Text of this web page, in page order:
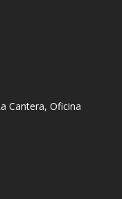
Cantera, Oficina